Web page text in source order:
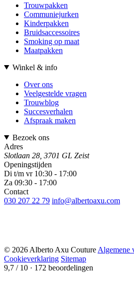
Trouwpakken
Communiejurken
Kinderpakken
Bruidsaccessoires
Smoking op maat
Maatpakken
Winkel & info
Over ons
Veelgestelde vragen
Trouwblog
Succesverhalen
Afspraak maken
Bezoek ons
Adres
Slotlaan 28, 3701 GL Zeist
Openingstijden
Di t/m vr 10:30 - 17:00
Za 09:30 - 17:00
Contact
030 207 22 79 info@albertoaxu.com
© 2026 Alberto Axu Couture Algemene
Cookieverklaring Sitemap
9,7 / 10 · 172 beoordelingen